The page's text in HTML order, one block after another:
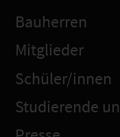
Bauherren
Mitglieder
Schüler/innen
Studierende